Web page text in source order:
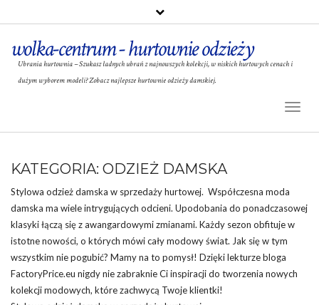
wolka-centrum - hurtownie odzieży
Ubrania hurtownia – Szukasz ładnych ubrań z najnowszych kolekcji, w niskich hurtowych cenach i
dużym wyborem modeli? Zobacz najlepsze hurtownie odzieży damskiej.
KATEGORIA: ODZIEŻ DAMSKA
Stylowa odzież damska w sprzedaży hurtowej. Współczesna moda
damska ma wiele intrygujących odcieni. Upodobania do ponadczasowej
klasyki łączą się z awangardowymi zmianami. Każdy sezon obfituje w
istotne nowości, o których mówi cały modowy świat. Jak się w tym
wszystkim nie pogubić? Mamy na to pomysł! Dzięki lekturze bloga
FactoryPrice.eu nigdy nie zabraknie Ci inspiracji do tworzenia nowych
kolekcji modowych, które zachwycą Twoje klientki!